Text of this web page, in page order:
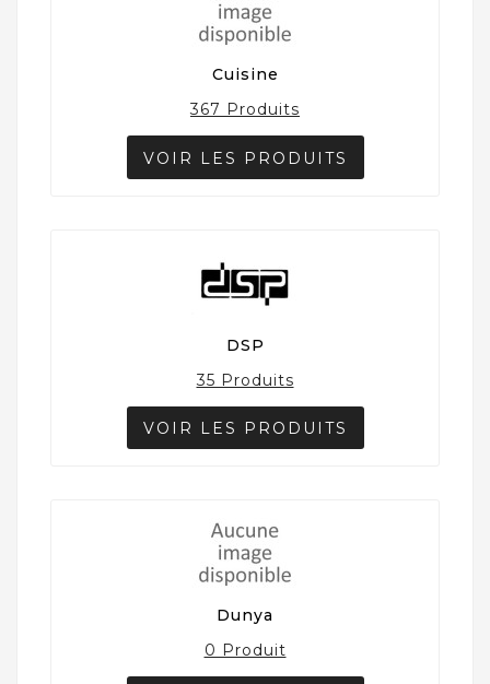
Cuisine
367 Produits
VOIR LES PRODUITS
DSP
35 Produits
VOIR LES PRODUITS
Dunya
0 Produit